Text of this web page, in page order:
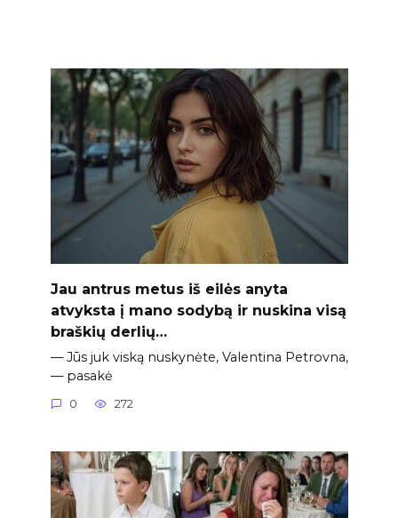
Jau antrus metus iš eilės anyta
atvyksta į mano sodybą ir nuskina visą
braškių derlių…
— Jūs juk viską nuskynėte, Valentina Petrovna,
— pasakė
0 272